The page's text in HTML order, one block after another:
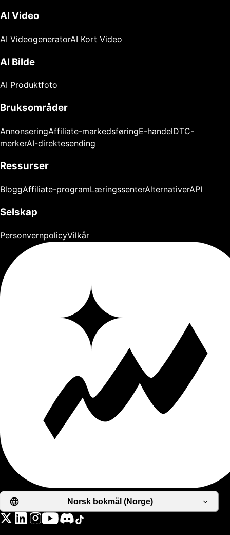
AI Video
AI VideogeneratorAI Kort Video
AI Bilde
AI Produktfoto
Bruksområder
AnnonseringAffiliate-markedsføringE-handelDTC-
merkerAI-direktesending
Ressurser
BloggAffiliate-programLæringssenterAlternativerAPI
Selskap
PersonvernpolicyVilkår
Norsk bokmål (Norge)